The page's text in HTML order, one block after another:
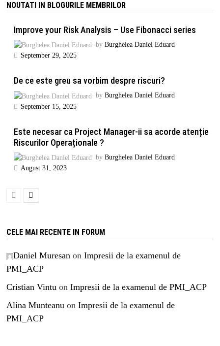
NOUTATI IN BLOGURILE MEMBRILOR
Improve your Risk Analysis – Use Fibonacci series
by Burghelea Daniel Eduard
September 29, 2025
De ce este greu sa vorbim despre riscuri?
by Burghelea Daniel Eduard
September 15, 2025
Este necesar ca Project Manager-ii sa acorde atenție
Riscurilor Operaționale ?
by Burghelea Daniel Eduard
August 31, 2023
CELE MAI RECENTE IN FORUM
Daniel Muresan on Impresii de la examenul de
PMI_ACP
Cristian Vintu on Impresii de la examenul de PMI_ACP
Alina Munteanu on Impresii de la examenul de
PMI_ACP